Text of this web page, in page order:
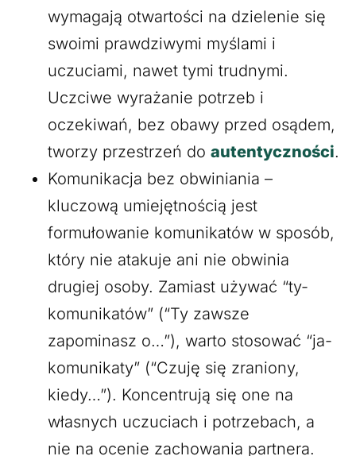
wymagają otwartości na dzielenie się
swoimi prawdziwymi myślami i
uczuciami, nawet tymi trudnymi.
Uczciwe wyrażanie potrzeb i
oczekiwań, bez obawy przed osądem,
tworzy przestrzeń do autentyczności.
Komunikacja bez obwiniania –
kluczową umiejętnością jest
formułowanie komunikatów w sposób,
który nie atakuje ani nie obwinia
drugiej osoby. Zamiast używać “ty-
komunikatów” (“Ty zawsze
zapominasz o…”), warto stosować “ja-
komunikaty” (“Czuję się zraniony,
kiedy…”). Koncentrują się one na
własnych uczuciach i potrzebach, a
nie na ocenie zachowania partnera.